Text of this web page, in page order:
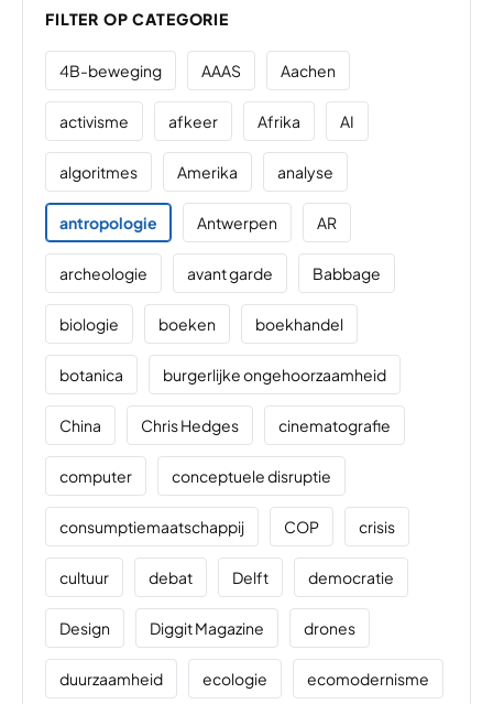
FILTER OP CATEGORIE
4B-beweging AAAS Aachen
activisme afkeer Afrika AI
algoritmes Amerika analyse
antropologie Antwerpen AR
archeologie avant garde Babbage
biologie boeken boekhandel
botanica burgerlijke ongehoorzaamheid
China Chris Hedges cinematografie
computer conceptuele disruptie
consumptiemaatschappij COP crisis
cultuur debat Delft democratie
Design Diggit Magazine drones
duurzaamheid ecologie ecomodernisme